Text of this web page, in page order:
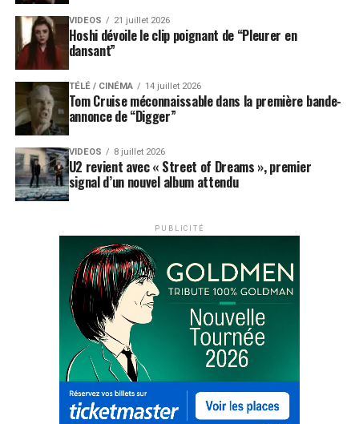
VIDEOS 21 juillet 2026
Hoshi dévoile le clip poignant de “Pleurer en
dansant”
TÉLÉ / CINÉMA 14 juillet 2026
Tom Cruise méconnaissable dans la première bande-
annonce de “Digger”
VIDEOS 8 juillet 2026
U2 revient avec « Street of Dreams », premier
signal d’un nouvel album attendu
PUBLICITÉ